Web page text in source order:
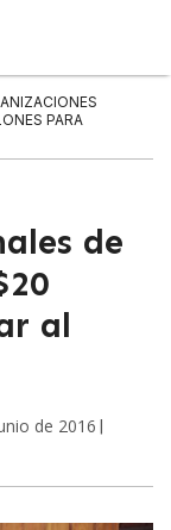
PARA
de
al
de 2016